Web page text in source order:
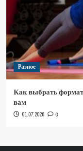
Разное
Как выбрать
вам
01.07.2026 0